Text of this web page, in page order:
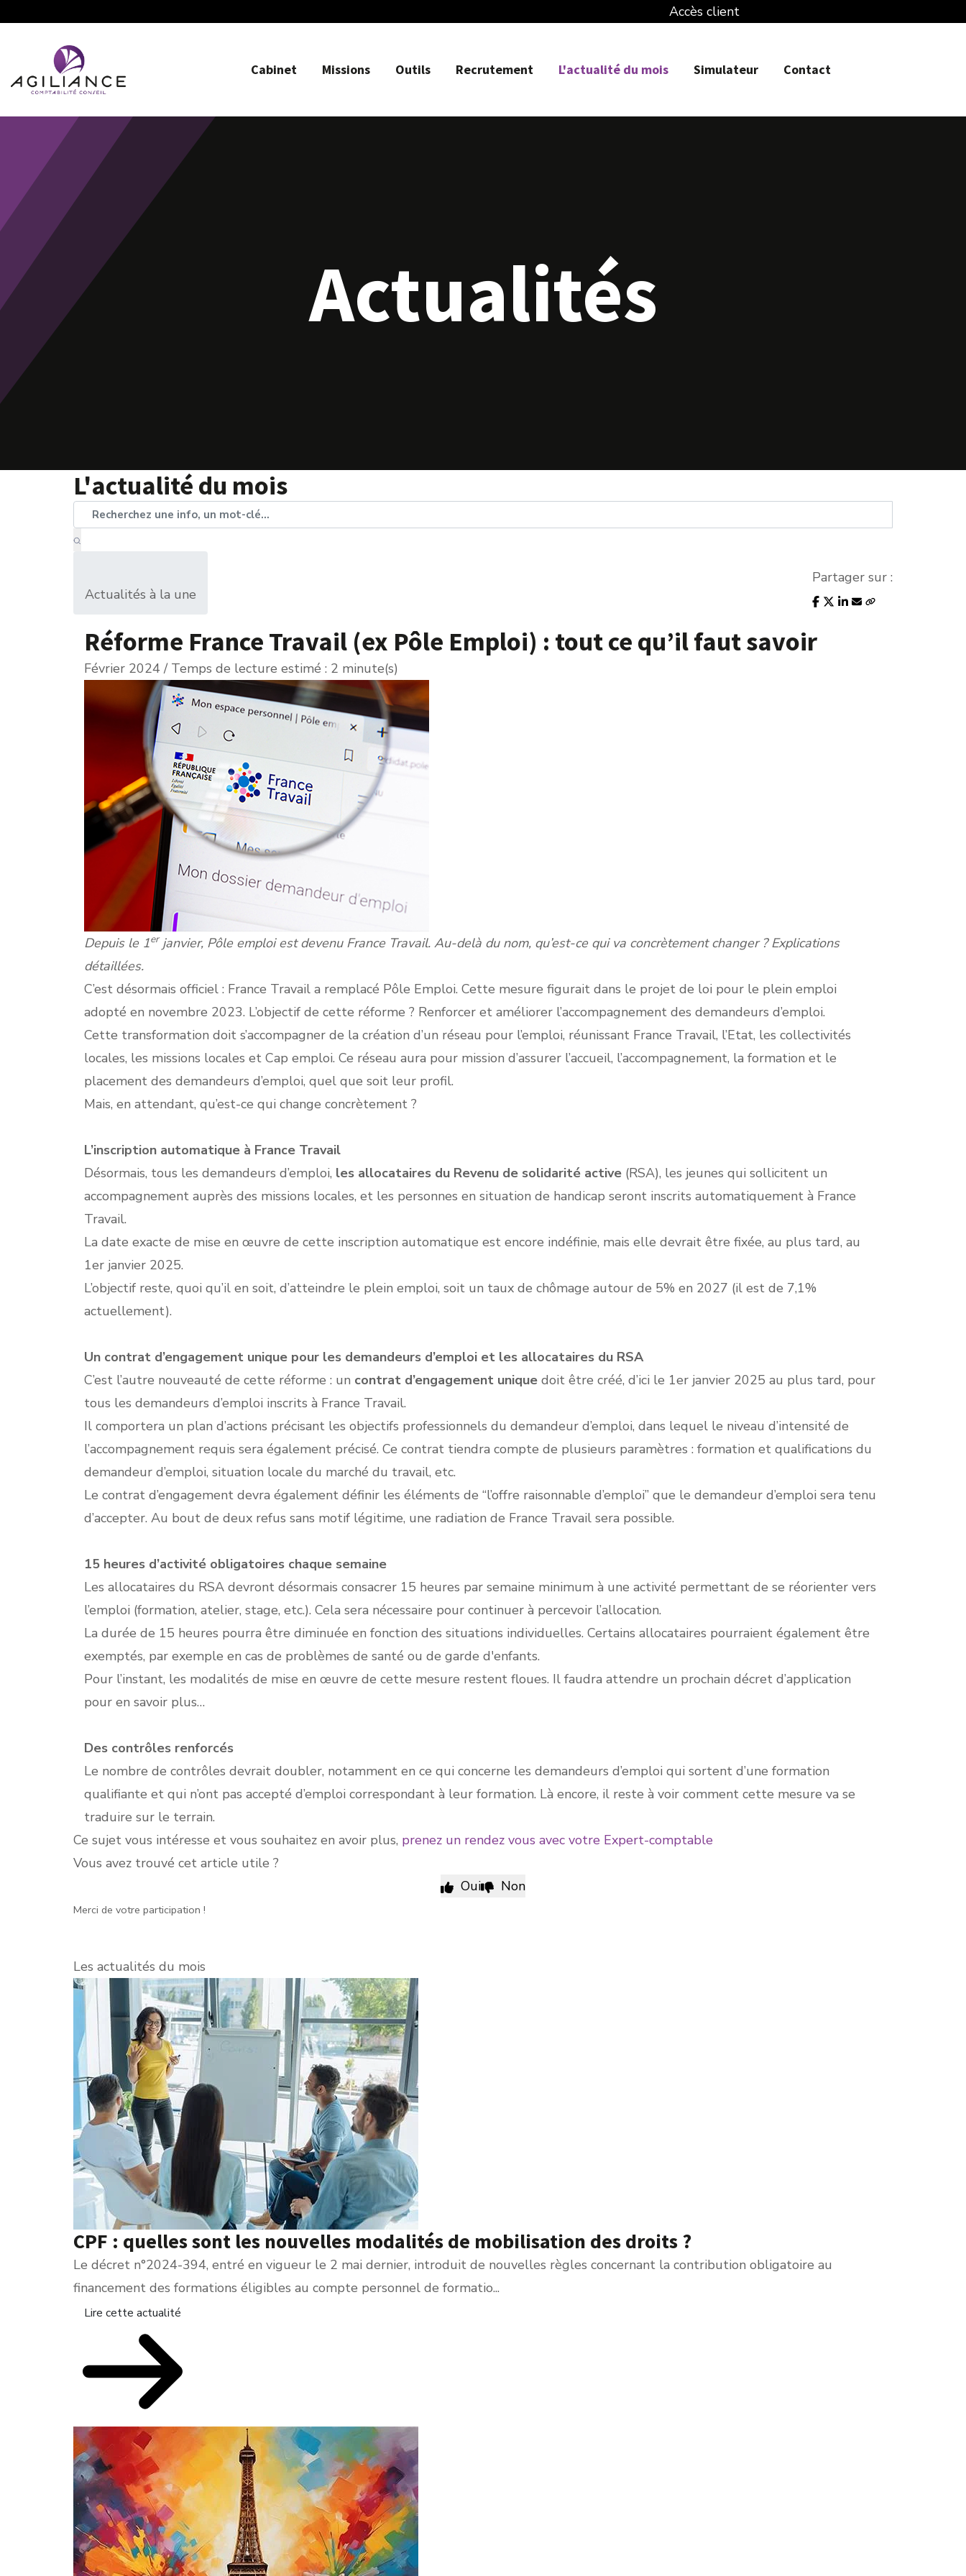
Accès client
Cabinet Missions Outils Recrutement L'actualité du mois Simulateur Contact
Actualités
L'actualité du mois
Actualités à la une
Partager sur :
Réforme France Travail (ex Pôle Emploi) : tout ce qu’il faut savoir
Février 2024 / Temps de lecture estimé : 2 minute(s)
Depuis le 1erjanvier, Pôle emploi est devenu France Travail. Au-delà du nom, qu’est-ce qui va concrètement changer ? Explications
détaillées.
C’est désormais officiel : France Travail a remplacé Pôle Emploi. Cette mesure figurait dans le projet de loi pour le plein emploi
adopté en novembre 2023. L’objectif de cette réforme ? Renforcer et améliorer l’accompagnement des demandeurs d’emploi.
Cette transformation doit s’accompagner de la création d’un réseau pour l’emploi, réunissant France Travail, l’Etat, les collectivités
locales, les missions locales et Cap emploi. Ce réseau aura pour mission d’assurer l’accueil, l’accompagnement, la formation et le
placement des demandeurs d’emploi, quel que soit leur profil.
Mais, en attendant, qu’est-ce qui change concrètement ?
L’inscription automatique à France Travail
Désormais, tous les demandeurs d’emploi, les allocataires du Revenu de solidarité active (RSA), les jeunes qui sollicitent un
accompagnement auprès des missions locales, et les personnes en situation de handicap seront inscrits automatiquement à France
Travail.
La date exacte de mise en œuvre de cette inscription automatique est encore indéfinie, mais elle devrait être fixée, au plus tard, au
1er janvier 2025.
L’objectif reste, quoi qu’il en soit, d’atteindre le plein emploi, soit un taux de chômage autour de 5% en 2027 (il est de 7,1%
actuellement).
Un contrat d’engagement unique pour les demandeurs d’emploi et les allocataires du RSA
C’est l’autre nouveauté de cette réforme : un contrat d’engagement unique doit être créé, d’ici le 1er janvier 2025 au plus tard, pour
tous les demandeurs d’emploi inscrits à France Travail.
Il comportera un plan d’actions précisant les objectifs professionnels du demandeur d’emploi, dans lequel le niveau d’intensité de
l’accompagnement requis sera également précisé. Ce contrat tiendra compte de plusieurs paramètres : formation et qualifications du
demandeur d’emploi, situation locale du marché du travail, etc.
Le contrat d’engagement devra également définir les éléments de “l’offre raisonnable d’emploi” que le demandeur d’emploi sera tenu
d’accepter. Au bout de deux refus sans motif légitime, une radiation de France Travail sera possible.
15 heures d’activité obligatoires chaque semaine
Les allocataires du RSA devront désormais consacrer 15 heures par semaine minimum à une activité permettant de se réorienter vers
l’emploi (formation, atelier, stage, etc.). Cela sera nécessaire pour continuer à percevoir l’allocation.
La durée de 15 heures pourra être diminuée en fonction des situations individuelles. Certains allocataires pourraient également être
exemptés, par exemple en cas de problèmes de santé ou de garde d'enfants.
Pour l’instant, les modalités de mise en œuvre de cette mesure restent floues. Il faudra attendre un prochain décret d’application
pour en savoir plus…
Des contrôles renforcés
Le nombre de contrôles devrait doubler, notamment en ce qui concerne les demandeurs d’emploi qui sortent d’une formation
qualifiante et qui n’ont pas accepté d’emploi correspondant à leur formation. Là encore, il reste à voir comment cette mesure va se
traduire sur le terrain.
Ce sujet vous intéresse et vous souhaitez en avoir plus, prenez un rendez vous avec votre Expert-comptable
Vous avez trouvé cet article utile ?
Oui
Non
Merci de votre participation !
Les actualités du mois
CPF : quelles sont les nouvelles modalités de mobilisation des droits ?
Le décret n°2024-394, entré en vigueur le 2 mai dernier, introduit de nouvelles règles concernant la contribution obligatoire au
financement des formations éligibles au compte personnel de formatio...
Lire cette actualité